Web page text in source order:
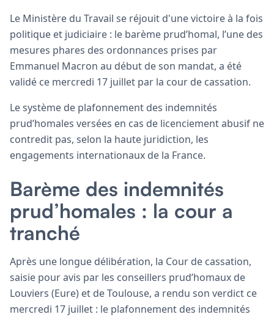
Le Ministère du Travail se réjouit d'une victoire à la fois
politique et judiciaire : le barème prud’homal, l’une des
mesures phares des ordonnances prises par
Emmanuel Macron au début de son mandat, a été
validé ce mercredi 17 juillet par la cour de cassation.
Le système de plafonnement des indemnités
prud’homales versées en cas de licenciement abusif ne
contredit pas, selon la haute juridiction, les
engagements internationaux de la France.
Barème des indemnités
prud’homales : la cour a
tranché
Après une longue délibération, la Cour de cassation,
saisie pour avis par les conseillers prud’homaux de
Louviers (Eure) et de Toulouse, a rendu son verdict ce
mercredi 17 juillet : le plafonnement des indemnités